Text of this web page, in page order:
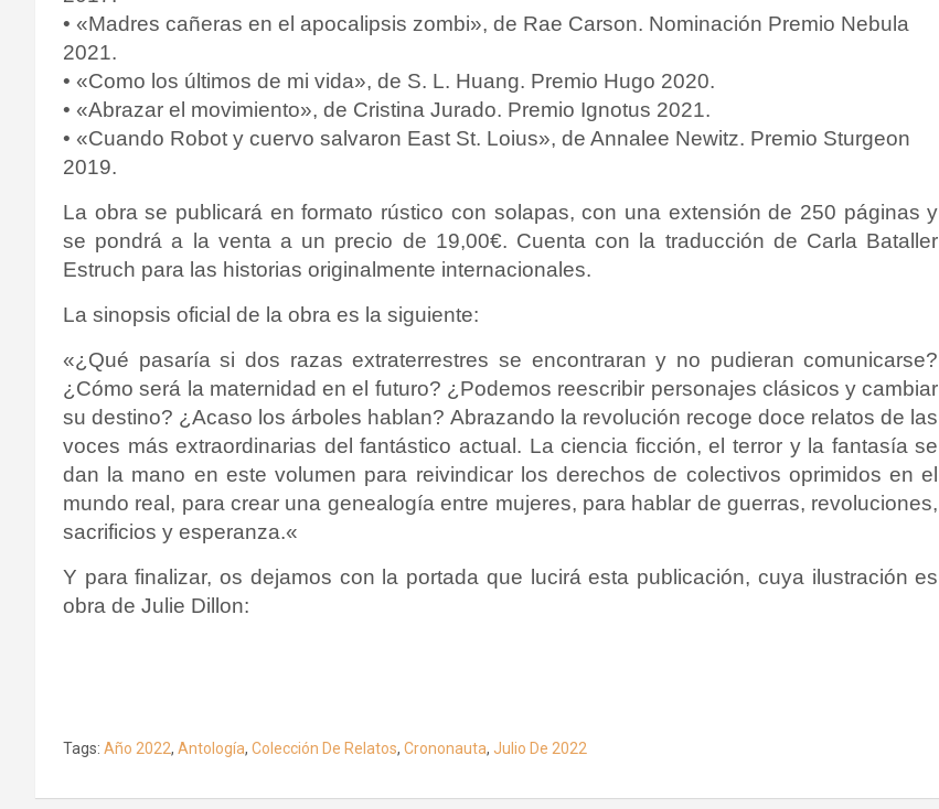
• «Madres cañeras en el apocalipsis zombi», de Rae Carson. Nominación Premio Nebula
2021.
• «Como los últimos de mi vida», de S. L. Huang. Premio Hugo 2020.
• «Abrazar el movimiento», de Cristina Jurado. Premio Ignotus 2021.
• «Cuando Robot y cuervo salvaron East St. Loius», de Annalee Newitz. Premio Sturgeon
2019.
La obra se publicará en formato rústico con solapas, con una extensión de 250 páginas y
se pondrá a la venta a un precio de 19,00€. Cuenta con la traducción de Carla Bataller
Estruch para las historias originalmente internacionales.
La sinopsis oficial de la obra es la siguiente:
«¿Qué pasaría si dos razas extraterrestres se encontraran y no pudieran comunicarse?
¿Cómo será la maternidad en el futuro? ¿Podemos reescribir personajes clásicos y cambiar
su destino? ¿Acaso los árboles hablan?Abrazando la revolución recoge doce relatos de las
voces más extraordinarias del fantástico actual. La ciencia ficción, el terror y la fantasía se
dan la mano en este volumen para reivindicar los derechos de colectivos oprimidos en el
mundo real, para crear una genealogía entre mujeres, para hablar de guerras, revoluciones,
sacrificios y esperanza.«
Y para finalizar, os dejamos con la portada que lucirá esta publicación, cuya ilustración es
obra de Julie Dillon:
Tags: Año 2022, Antología, Colección De Relatos, Crononauta, Julio De 2022